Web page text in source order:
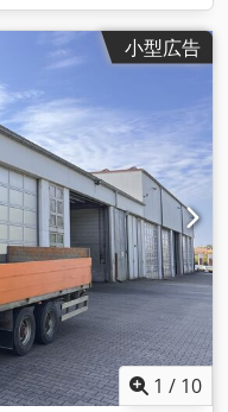
小型広告
1 / 10